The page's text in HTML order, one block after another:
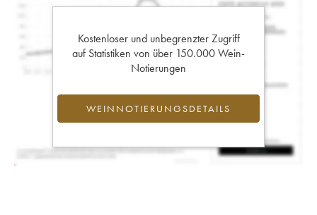
Kostenloser und unbegrenzter Zugriff
auf Statistiken von über 150.000 Wein-
Notierungen
WEINNOTIERUNGSDETAILS